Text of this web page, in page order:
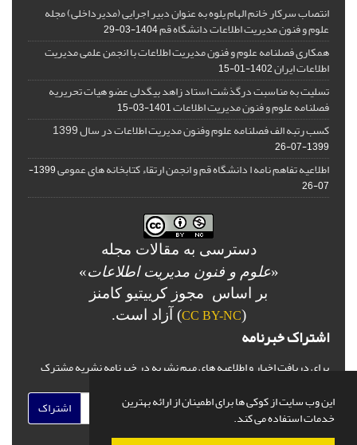
این وب سایت از کوکی ها برای اطمینان از ارائه بهترین
خدمات استفاده می کند.
انتصاب سرکار خانم الهام یلوه به عنوان دبیر اجرایی (مدیرداخلی) مجله
علوم و فنون مدیریت اطلاعات دانشگاه قم1404-03-29
همکاری فصلنامه علوم و فنون مدیریت اطلاعات با انجمن علمی مدیریت
اطلاعات ایران1402-01-15
تسلیت به مناسبت درگذشت استاد زاهد بیگدلی عضو هیات تحریریه
فصلنامه علوم و فنون مدیریت اطلاعات1401-03-15
کسب رتبه الف فصلنامه علوم وفنون مدیریت اطلاعات در سال 1399
1399-07-26
اطلاعیه تفاهم نامه ا دانشگاه قم و انجمن ارتقاء کتابخانه های عمومی
1399-
07-26
دسترسی به مقالات مجله
«علوم و فنون مدیریت اطلاعات»
بر اساس مجوز کرییتیو کامنز
(
CC BY-NC) آزاد است.
اشتراک خبرنامه
برای دریافت اخبار و اطلاعیه های مهم نشریه در خبرنامه نشریه مشترک
اشتراک